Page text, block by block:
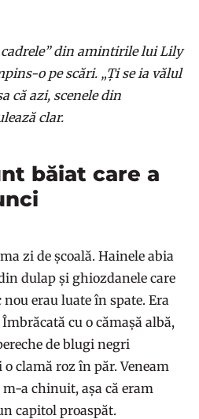
din amintirile lui Lily
o pe scări. „Ți se ia vălul
că azi, scenele din
clar.
băiat care a
zi de școală. Hainele abia
dulap și ghiozdanele care
erau luate în spate. Era
cu o cămașă albă,
de blugi negri
clamă roz în păr. Veneam
m-a chinuit, așa că eram
capitol proaspăt.